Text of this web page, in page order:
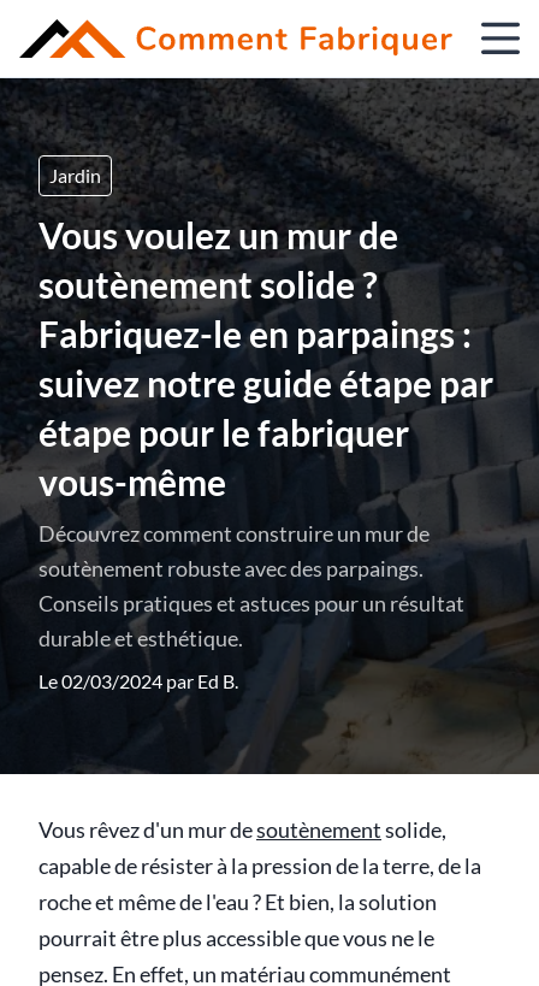
Jardin
Vous voulez un mur de
soutènement solide ?
Fabriquez-le en parpaings :
suivez notre guide étape par
étape pour le fabriquer
vous-même
Découvrez comment construire un mur de
soutènement robuste avec des parpaings.
Conseils pratiques et astuces pour un résultat
durable et esthétique.
Le 02/03/2024 par Ed B.
Vous rêvez d'un mur desoutènementsolide,
capable de résister à la pression de la terre, de la
roche et même de l'eau ? Et bien, la solution
pourrait être plus accessible que vous ne le
pensez. En effet, un matériau communément